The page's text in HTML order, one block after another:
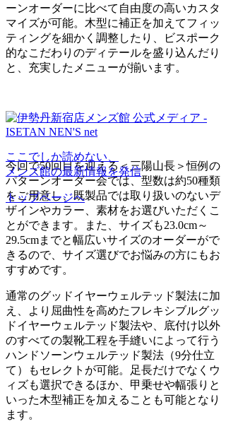
ーンオーダーに比べて自由度の高いカスタ
マイズが可能。木型に補正を加えてフィッ
ティングを細かく調整したり、ビスポーク
的なこだわりのディテールを盛り込んだり
と、充実したメニューが揃います。
今回で50回目を迎える＜三陽山長＞恒例の
パターンオーダー会では、型数は約50種類
をご用意し、既製品では取り扱いのないデ
ザインやカラー、素材をお選びいただくこ
とができます。また、サイズも23.0cm～
29.5cmまでと幅広いサイズのオーダーがで
きるので、サイズ選びでお悩みの方にもお
すすめです。
通常のグッドイヤーウェルテッド製法に加
え、より屈曲性を高めたフレキシブルグッ
ドイヤーウェルテッド製法や、底付け以外
のすべての製靴工程を手縫いによって行う
ハンドソーンウェルテッド製法（9分仕立
て）もセレクトが可能。足長だけでなくウ
ィズも選択できるほか、甲乗せや幅張りと
いった木型補正を加えることも可能となり
ます。
ここでしか読めない、
メンズ館の最新情報を発信
トップページへ